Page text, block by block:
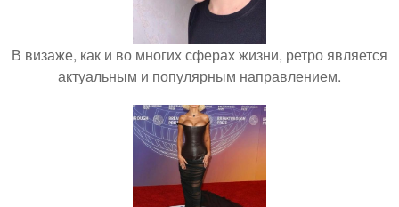
В визаже, как и во многих сферах жизни, ретро является
актуальным и популярным направлением.